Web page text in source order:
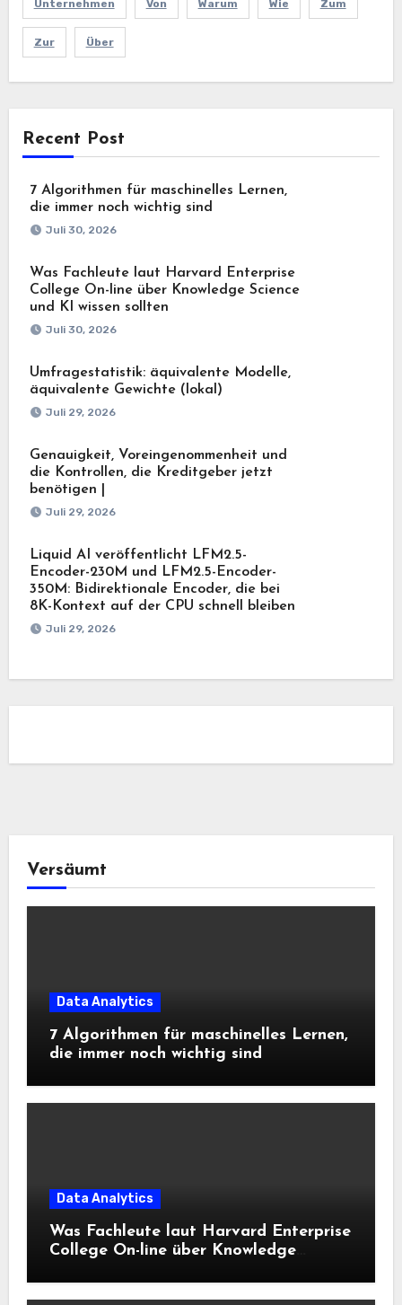
Unternehmen Von Warum Wie Zum
Zur Über
Recent Post
7 Algorithmen für maschinelles Lernen,
die immer noch wichtig sind
Juli 30, 2026
Was Fachleute laut Harvard Enterprise
College On-line über Knowledge Science
und KI wissen sollten
Juli 30, 2026
Umfragestatistik: äquivalente Modelle,
äquivalente Gewichte (lokal)
Juli 29, 2026
Genauigkeit, Voreingenommenheit und
die Kontrollen, die Kreditgeber jetzt
benötigen |
Juli 29, 2026
Liquid AI veröffentlicht LFM2.5-
Encoder-230M und LFM2.5-Encoder-
350M: Bidirektionale Encoder, die bei
8K-Kontext auf der CPU schnell bleiben
Juli 29, 2026
Versäumt
Data Analytics
7 Algorithmen für maschinelles Lernen,
die immer noch wichtig sind
Data Analytics
Was Fachleute laut Harvard Enterprise
College On-line über Knowledge